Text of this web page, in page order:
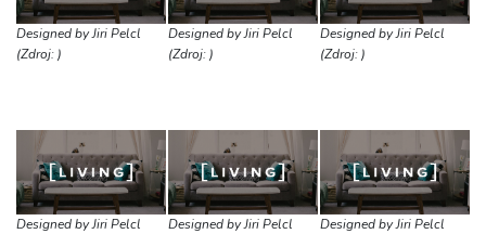
Designed by Jiri Pelcl
(Zdroj: )
Designed by Jiri Pelcl
(Zdroj: )
Designed by Jiri Pelcl
(Zdroj: )
Designed by Jiri Pelcl
Designed by Jiri Pelcl
Designed by Jiri Pelcl